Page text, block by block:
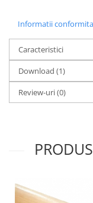
Informatii
Caracteristici
Download (1)
Review-uri(0)